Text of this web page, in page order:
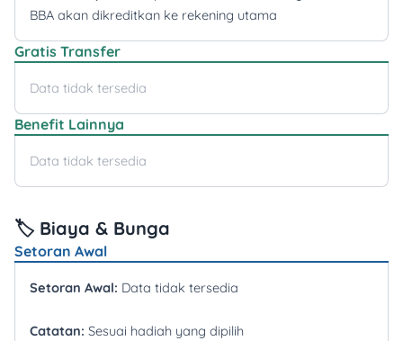
BBA akan dikreditkan ke rekening utama
Gratis Transfer
Data tidak tersedia
Benefit Lainnya
Data tidak tersedia
🏷️ Biaya & Bunga
Setoran Awal
Setoran Awal: Data tidak tersedia
Catatan: Sesuai hadiah yang dipilih